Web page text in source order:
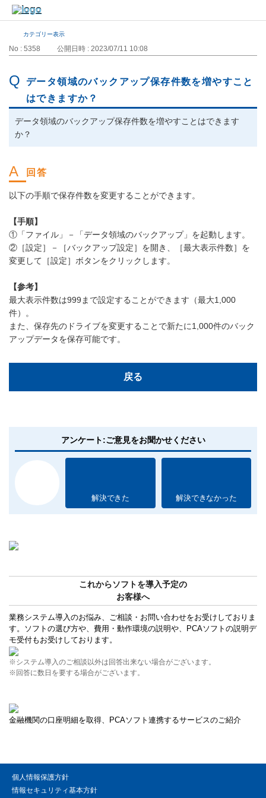
カテゴリー表示
No : 5358 公開日時 : 2023/07/11 10:08
データ領域のバックアップ保存件数を増やすこと
はできますか？
データ領域のバックアップ保存件数を増やすことはできます
か？
以下の手順で保存件数を変更することができます。
【手順】
①「ファイル」－「データ領域のバックアップ」を起動します。
②［設定］－［バックアップ設定］を開き、［最大表示件数］を
変更して［設定］ボタンをクリックします。
【参考】
最大表示件数は999まで設定することができます（最大1,000
件）。
また、保存先のドライブを変更することで新たに1,000件のバック
アップデータを保存可能です。
戻る
アンケート:ご意見をお聞かせください
解決できた 解決できなかった
これからソフトを導入予定の
お客様へ
業務システム導入のお悩み、ご相談・お問い合わせをお受けしておりま
す。ソフトの選び方や、費用・動作環境の説明や、PCAソフトの説明デ
モ受付もお受けしております。
※システム導入のご相談以外は回答出来ない場合がございます。
※回答に数日を要する場合がございます。
金融機関の口座明細を取得、PCAソフト連携するサービスのご紹介
個人情報保護方針
情報セキュリティ基本方針